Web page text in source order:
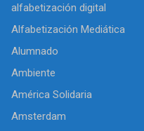
alfabetización digital
Alfabetización Mediática
Alumnado
Ambiente
América Solidaria
Amsterdam